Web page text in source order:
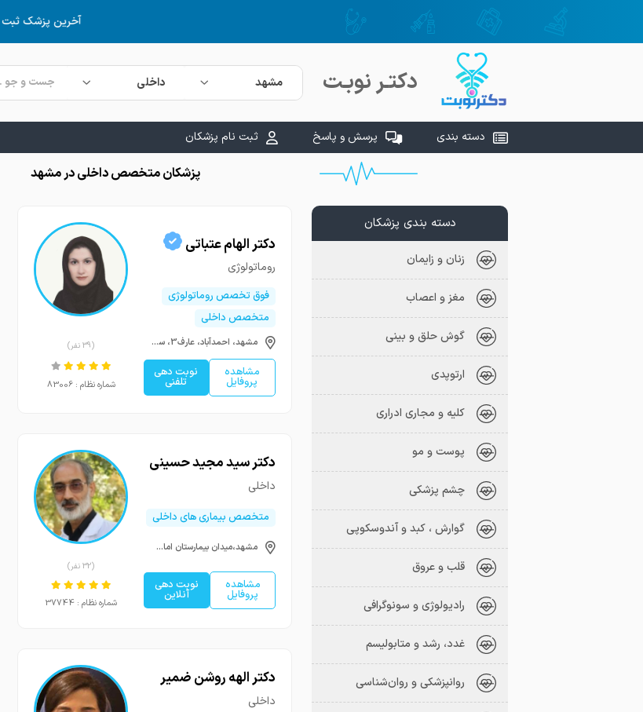
دکتـر نوبـت مشهد داخلی
دسته بندی پرسش و پاسخ ثبت نام پزشکان
پزشکان متخصص داخلی در مشهد
دسته بندی پزشکان
زنان و زایمان
مغز و اعصاب
گوش حلق و بینی
ارتوپدی
کلیه و مجاری ادراری
پوست و مو
چشم پزشکی
گوارش ، کبد و آندوسکوپی
قلب و عروق
رادیولوژی و سونوگرافی
غدد، رشد و متابولیسم
روانپزشکی و روان‌شناسی
دکتر الهام عتباتی
روماتولوژی
فوق تخصص روماتولوژی
متخصص داخلی
مشهد، احمدآباد، عارف3، ساختمان پویا
مشاهده
پروفایل
نوبت دهی
تلفنی
(39 نفر)
شماره نظام : 83006
دکتر سید مجید حسینی
داخلی
متخصص بیماری های داخلی
مشهد،میدان بیمارستان امام رضا،ابن سینا یک،ساختمان کیمیا
مشاهده
پروفایل
نوبت دهی
آنلاین
(32 نفر)
شماره نظام : 37744
دکتر الهه روشن ضمیر
داخلی